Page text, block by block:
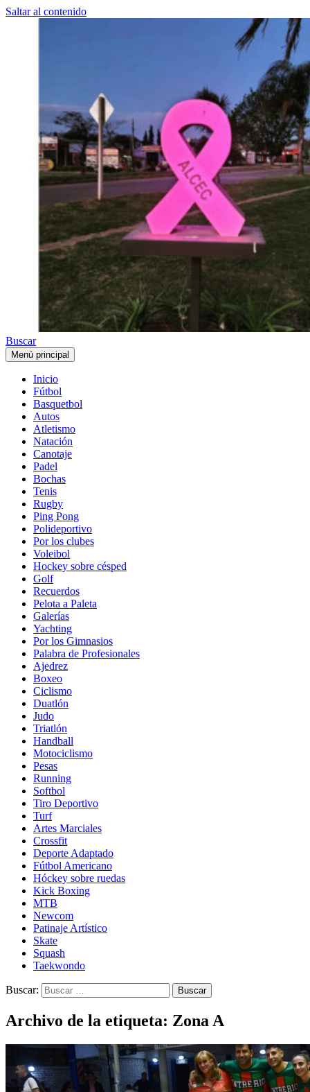
Saltar al contenido
Buscar
Menú principal
Inicio
Fútbol
Basquetbol
Autos
Atletismo
Natación
Canotaje
Padel
Bochas
Tenis
Rugby
Ping Pong
Polideportivo
Por los clubes
Voleibol
Hockey sobre césped
Golf
Recuerdos
Pelota a Paleta
Galerías
Yachting
Por los Gimnasios
Palabra de Profesionales
Ajedrez
Boxeo
Ciclismo
Duatlón
Judo
Triatlón
Handball
Motociclismo
Pesas
Running
Softbol
Tiro Deportivo
Turf
Artes Marciales
Crossfit
Deporte Adaptado
Fútbol Americano
Hóckey sobre ruedas
Kick Boxing
MTB
Newcom
Patinaje Artístico
Skate
Squash
Taekwondo
Buscar:
Archivo de la etiqueta: Zona A